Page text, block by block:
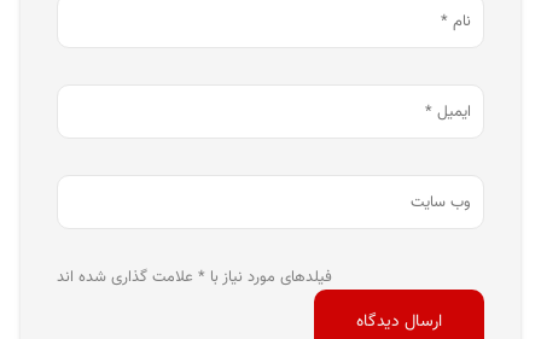
فیلدهای مورد نیاز با * علامت گذاری شده اند